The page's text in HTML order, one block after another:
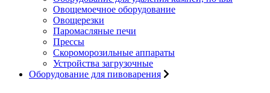
Овощемоечное оборудование
Овощерезки
Паромасляные печи
Прессы
Скороморозильные аппараты
Устройства загрузочные
Оборудование для пивоварения